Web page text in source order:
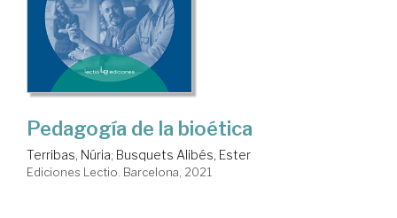
Pedagogía de la bioética
Terribas, Núria; Busquets Alibés, Ester
Ediciones Lectio. Barcelona, 2021